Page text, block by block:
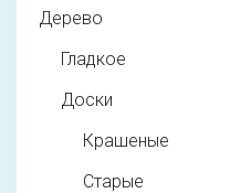
Дерево
Гладкое
Доски
Крашеные
Старые